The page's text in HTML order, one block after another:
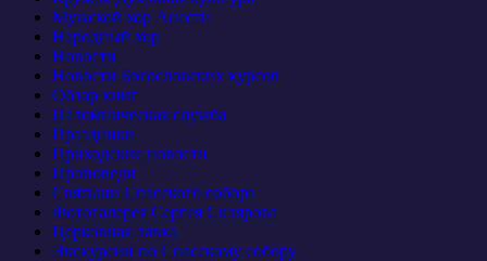
Мужской хор Анести
Народный хор
Новости
Новости Богословских курсов
Обзор книг
Паломническая служба
Праздники
Приходские новости
Проповеди
Святыни Спасского собора
Фотогалерея Сергея Склярова
Церковная лавка
Экскурсии по Спасскому собору